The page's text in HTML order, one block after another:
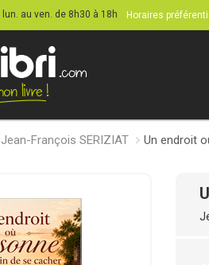
lun. au ven. de 8h30 à 18h Horaires
Jean-François SERIZIAT Un endroit